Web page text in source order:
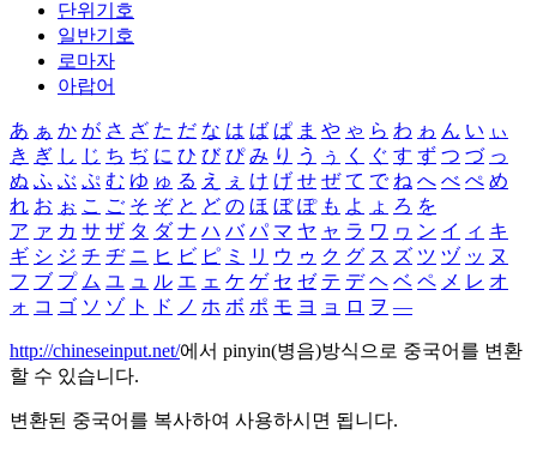
단위기호
일반기호
로마자
아랍어
あ ぁ か が さ ざ た だ な は ば ぱ ま や ゃ ら わ ゎ ん い ぃ
き ぎ し じ ち ぢ に ひ び ぴ み り う ぅ く ぐ す ず つ づ っ
ぬ ふ ぶ ぷ む ゆ ゅ る え ぇ け げ せ ぜ て で ね へ べ ぺ め
れ お ぉ こ ご そ ぞ と ど の ほ ぼ ぽ も よ ょ ろ を
ア ァ カ サ ザ タ ダ ナ ハ バ パ マ ヤ ャ ラ ワ ヮ ン イ ィ キ
ギ シ ジ チ ヂ ニ ヒ ビ ピ ミ リ ウ ゥ ク グ ス ズ ツ ヅ ッ ヌ
フ ブ プ ム ユ ュ ル エ ェ ケ ゲ セ ゼ テ デ ヘ ベ ペ メ レ オ
ォ コ ゴ ソ ゾ ト ド ノ ホ ボ ポ モ ヨ ョ ロ ヲ ―
http://chineseinput.net/에서 pinyin(병음)방식으로 중국어를 변환
할 수 있습니다.
변환된 중국어를 복사하여 사용하시면 됩니다.